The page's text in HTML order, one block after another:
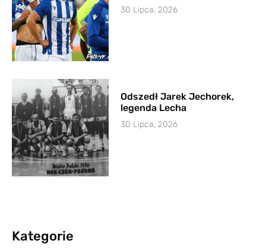
30 Lipca, 2026
Odszedł Jarek Jechorek,
legenda Lecha
30 Lipca, 2026
Kategorie